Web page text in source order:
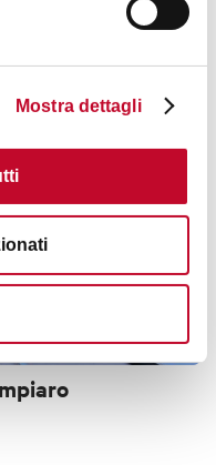
Mostra dettagli